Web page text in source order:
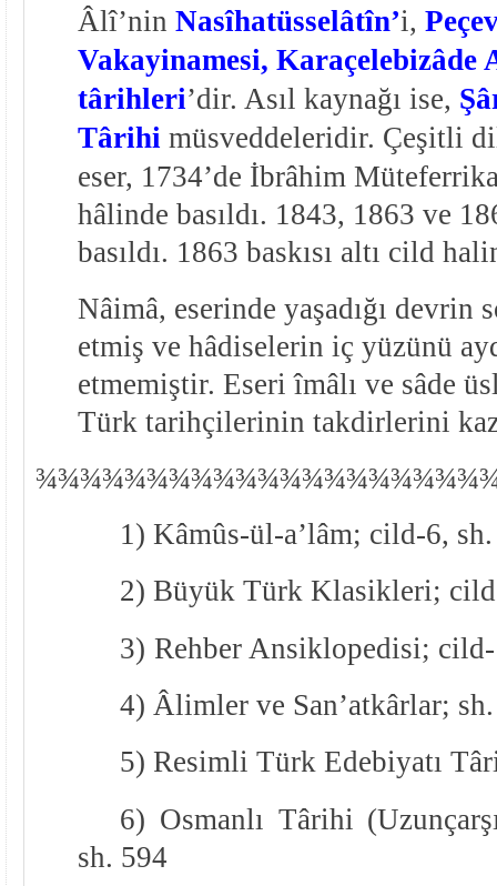
Âlî’nin Nasîhatüsselâtîn’i,
Vakayinamesi, Karaçelebizâde
târihleri’dir. Asıl kaynağı ise,
Târihi müsveddeleridir. Çeşitli
eser, 1734’de İbrâhim
hâlinde basıldı. 1843, 1863 ve
basıldı. 1863 baskısı altı cild
Nâimâ, eserinde yaşadığı devrin
etmiş ve hâdiselerin iç yüzünü
etmemiştir. Eseri îmâlı ve sâde
Türk tarihçilerinin takdirlerini
¾¾
1) Kâmûs-ül-a’lâm; cild-6,
2) Büyük Türk Klasikleri;
3) Rehber Ansiklopedisi;
4) Âlimler ve San’atkârlar;
5) Resimli Türk Edebiyatı
6) Osmanlı Târihi
sh. 594